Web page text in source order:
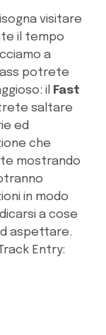
visitare
il tempo
a
potrete
il
Fast
saltare
ed
che
mostrando
in modo
a cose
aspettare.
Entry: